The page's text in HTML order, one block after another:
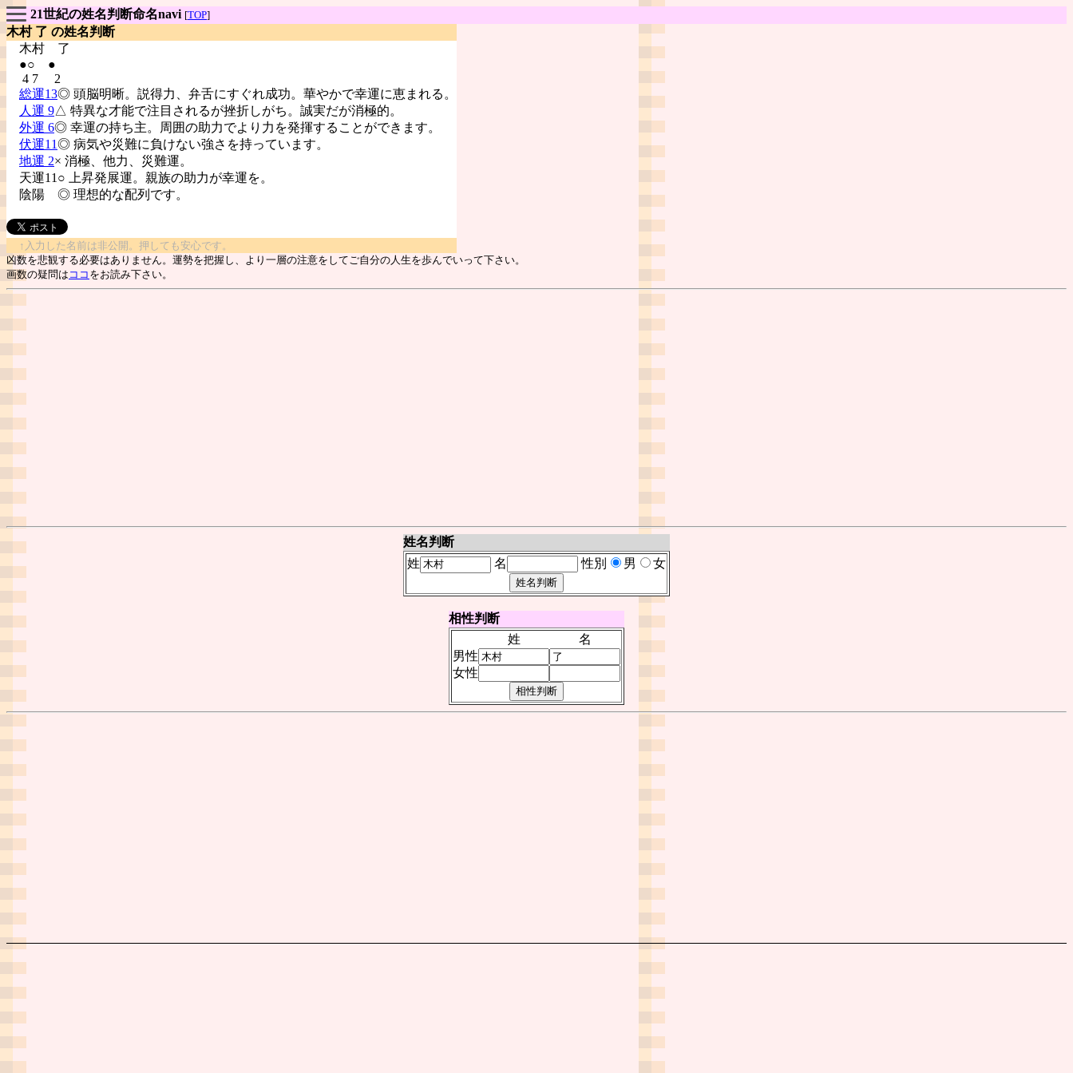
21世紀の姓名判断命名navi [TOP]
木村 了 の姓名判断
木村 了
●○ ●
4 7 2
総運13◎ 頭脳明晰。説得力、弁舌にすぐれ成功。華やかで幸運に恵まれる。
人運 9△ 特異な才能で注目されるが挫折しがち。誠実だが消極的。
外運 6◎ 幸運の持ち主。周囲の助力でより力を発揮することができます。
伏運11◎ 病気や災難に負けない強さを持っています。
地運 2× 消極、他力、災難運。
天運11○ 上昇発展運。親族の助力が幸運を。
陰陽 ◎ 理想的な配列です。
↑入力した名前は非公開。押しても安心です。
凶数を悲観する必要はありません。運勢を把握し、より一層の注意をしてご自分の人生を歩んでいって下さい。
画数の疑問は ココ をお読み下さい。
姓名判断
姓
名 性別 男 女
相性判断
姓
名
男性
女性